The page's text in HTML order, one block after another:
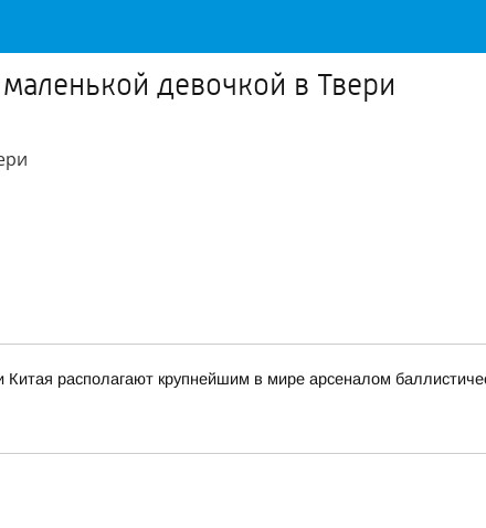
девочкой в Твери
располагают крупнейшим в мире арсеналом